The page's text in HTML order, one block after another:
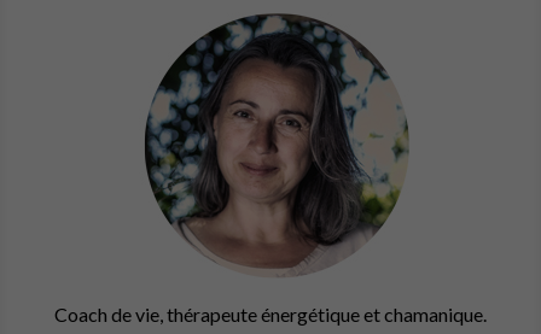
Coach de vie, thérapeute énergétique et chamanique.